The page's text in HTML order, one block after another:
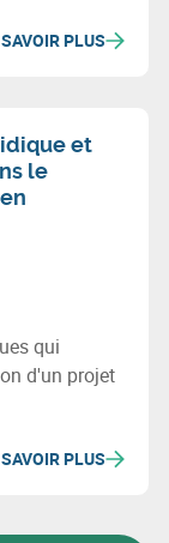
PLUS
et
le
qui
d'un projet
PLUS